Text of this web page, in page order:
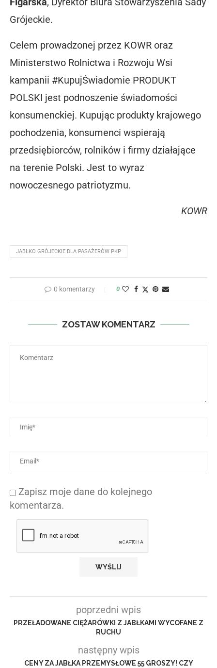
Grójeckie.
Celem prowadzonej przez KOWR oraz
Ministerstwo Rolnictwa i Rozwoju Wsi
kampanii #KupujŚwiadomie PRODUKT
POLSKI jest podnoszenie świadomości
konsumenckiej. Kupując produkty krajowego
pochodzenia, konsumenci wspierają
przedsiębiorców, rolników i firmy działające
na terenie Polski. Jest to wyraz
nowoczesnego patriotyzmu.
KOWR
JABŁKO GRÓJECKIE DLA PASAŻERÓW PKP
0 komentarzy 0
ZOSTAW KOMENTARZ
Zapisz moje dane do kolejnego
komentarza.
poprzedni wpis
PRZEŁADOWANE CIĘŻARÓWKI Z JABŁKAMI WYCOFANE Z
RUCHU
następny wpis
CENY ZA JABŁKA PRZEMYSŁOWE 55 GROSZY! CZY